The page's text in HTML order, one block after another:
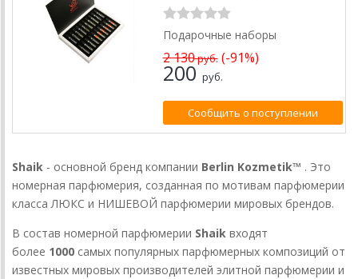
Подарочные наборы
2 130руб.(-91%)
200 руб.
Сообщить о поступлении
Shaik - основной бренд компании Berlin Kozmetik™ . Это
номерная парфюмерия, созданная по мотивам парфюмерии
класса ЛЮКС и НИШЕВОЙ парфюмерии мировых брендов.
В состав номерной парфюмерии Shaik входят
более 1000 самых популярных парфюмерных композиций от
известных мировых производителей элитной парфюмерии и